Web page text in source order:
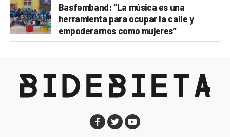
Basfemband: “La música es una
herramienta para ocupar la calle y
empoderarnos como mujeres”